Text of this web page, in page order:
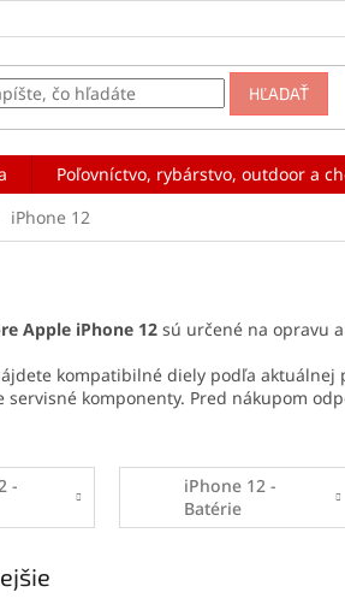
HĽADAŤ
Poľovníctvo, rybárstvo, outdoor a
iPhone 12
Apple iPhone 12 sú určené na opravu
kompatibilné diely podľa
servisné komponenty. Pred nákupom
-
iPhone 12 -
Batérie